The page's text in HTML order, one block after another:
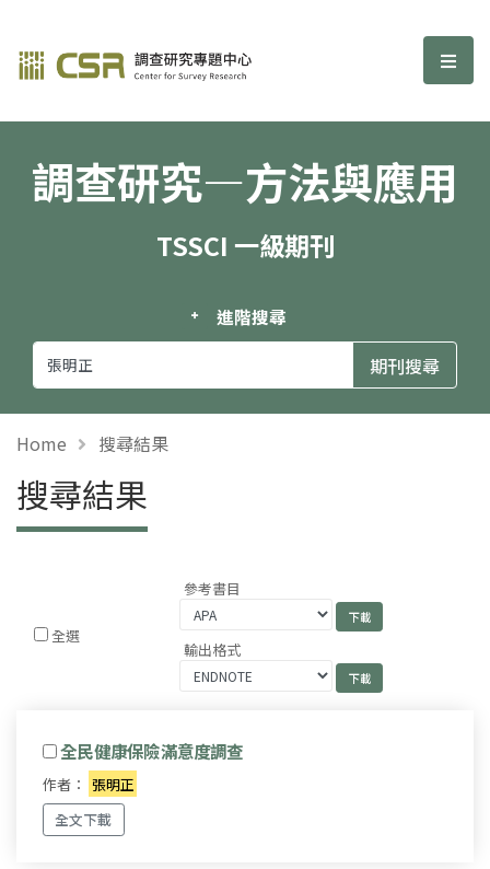
調查研究—方法與應用期刊 選
調查研究—方法與應用
TSSCI 一級期刊
進階搜尋
Home 搜尋結果
搜尋結果
全選
參考書目
輸出格式
全民健康保險滿意度調查
作者： 張明正
全文下載